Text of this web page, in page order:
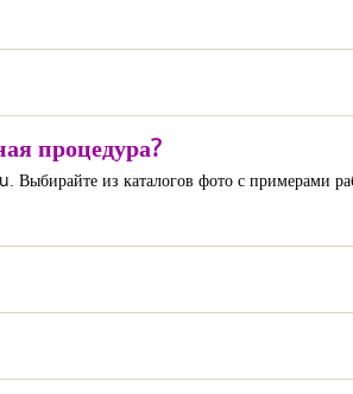
процедура?
из каталогов фото с примерами